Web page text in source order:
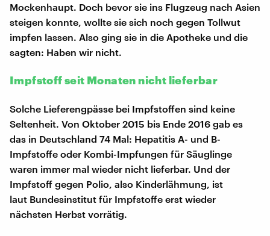
Mockenhaupt. Doch bevor sie ins Flugzeug nach Asien
steigen konnte, wollte sie sich noch gegen Tollwut
impfen lassen. Also ging sie in die Apotheke und die
sagten: Haben wir nicht.
Impfstoff seit Monaten nicht lieferbar
Solche Lieferengpässe bei Impfstoffen sind keine
Seltenheit. Von Oktober 2015 bis Ende 2016 gab es
das in Deutschland 74 Mal: Hepatitis A- und B-
Impfstoffe oder Kombi-Impfungen für Säuglinge
waren immer mal wieder nicht lieferbar. Und der
Impfstoff gegen Polio, also Kinderlähmung, ist
laut Bundesinstitut für Impfstoffe erst wieder
nächsten Herbst vorrätig.